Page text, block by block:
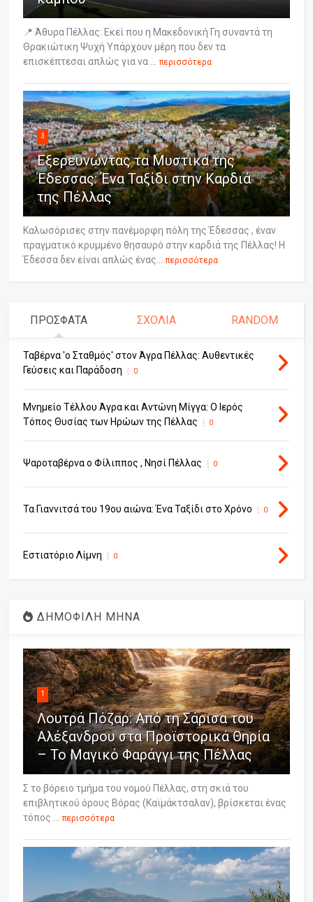
📍 Άθυρα Πέλλας: Εκεί που η Μακεδονική Γη συναντά τη
Θρακιώτικη Ψυχή Υπάρχουν μέρη που δεν τα
επισκέπτεσαι απλώς για να ...
περισσότερα
3
Εξερευνώντας τα Μυστικά της
Έδεσσας: Ένα Ταξίδι στην Καρδιά
της Πέλλας
Καλωσόρισες στην πανέμορφη πόλη της Έδεσσας , έναν
πραγματικό κρυμμένο θησαυρό στην καρδιά της Πέλλας! Η
Έδεσσα δεν είναι απλώς ένας...
περισσότερα
ΠΡΟΣΦΑΤΑ ΣΧΟΛΙΑ RANDOM
Ταβέρνα 'ο Σταθμός' στον Άγρα Πέλλας: Αυθεντικές
Γεύσεις και Παράδοση
0
Μνημείο Τέλλου Άγρα και Αντώνη Μίγγα: Ο Ιερός
Τόπος Θυσίας των Ηρώων της Πέλλας
0
Ψαροταβέρνα ο Φίλιππος , Νησί Πέλλας 0
Τα Γιαννιτσά του 19ου αιώνα: Ένα Ταξίδι στο Χρόνο 0
Εστιατόριο Λίμνη 0
ΔΗΜΟΦΙΛΗ ΜΗΝΑ
1
Λουτρά Πόζαρ: Από τη Σάρισα του
Αλέξανδρου στα Προϊστορικά Θηρία
– Το Μαγικό Φαράγγι της Πέλλας
Σ το βόρειο τμήμα του νομού Πέλλας, στη σκιά του
επιβλητικού όρους Βόρας (Καϊμάκτσαλαν), βρίσκεται ένας
τόπος ...
περισσότερα